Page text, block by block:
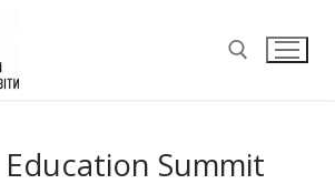
Summit